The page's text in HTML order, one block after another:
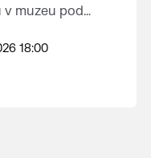
v muzeu pod
Egypta,
i
18:00